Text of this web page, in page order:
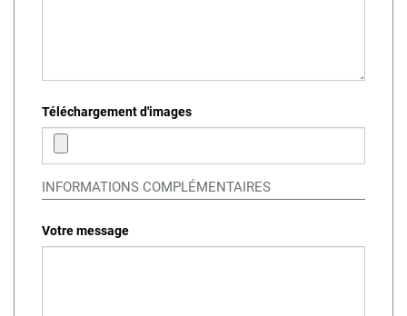
Téléchargement d'images
INFORMATIONS COMPLÉMENTAIRES
Votre message